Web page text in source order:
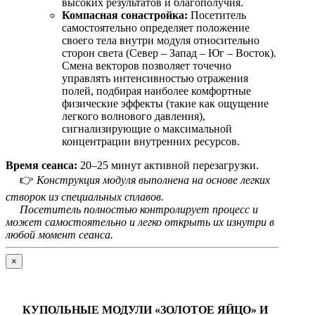
высоких результатов и благополучия.
Компасная сонастройка: Посетитель
самостоятельно определяет положение
своего тела внутри модуля относительно
сторон света (Север – Запад – Юг – Восток).
Смена векторов позволяет точечно
управлять интенсивностью отражения
полей, подбирая наиболее комфортные
физические эффекты (такие как ощущение
легкого волнового давления),
сигнализирующие о максимальной
концентрации внутренних ресурсов.
Время сеанса: 20–25 минут активной перезагрузки.
👉 Конструкция модуля выполнена на основе легких
створок из специальных сплавов.
Посетитель полностью контролирует процесс и
может самостоятельно и легко открыть их изнутри в
любой момент сеанса.
×
КУПОЛЬНЫЕ МОДУЛИ «ЗОЛОТОЕ ЯЙЦО» И